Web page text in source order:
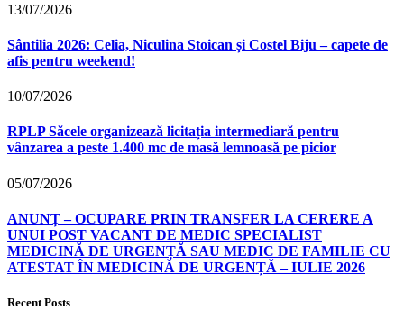
13/07/2026
Sântilia 2026: Celia, Niculina Stoican și Costel Biju – capete de
afis pentru weekend!
10/07/2026
RPLP Săcele organizează licitația intermediară pentru
vânzarea a peste 1.400 mc de masă lemnoasă pe picior
05/07/2026
ANUNȚ – OCUPARE PRIN TRANSFER LA CERERE A
UNUI POST VACANT DE MEDIC SPECIALIST
MEDICINĂ DE URGENȚĂ SAU MEDIC DE FAMILIE CU
ATESTAT ÎN MEDICINĂ DE URGENȚĂ – IULIE 2026
Recent Posts